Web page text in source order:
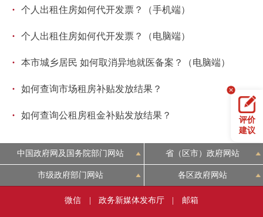
· 个人出租住房如何代开发票？（手机端）
· 个人出租住房如何代开发票？（电脑端）
· 本市城乡居民 如何取消异地就医备案？（电脑端）
· 如何查询市场租房补贴发放结果？
· 如何查询公租房租金补贴发放结果？
评价
建议
中国政府网及国务院部门网站 省（区市）政府网站
市级政府部门网站 各区政府网站
微信 政务新媒体发布厅 邮箱